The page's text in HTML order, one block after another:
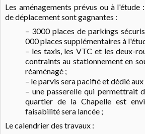
Les aménagements prévus ou à l'étude
de déplacement sont gagnantes :
– 3000 places de parkings
000 places supplémentaires à
– les taxis, les VTC et les deux-
contraints au stationnement en
réaménagé ;
– le parvis sera pacifié et dédié
– une passerelle qui permettrait
quartier de la Chapelle est
faisabilité sera lancée ;
Le calendrier des travaux :